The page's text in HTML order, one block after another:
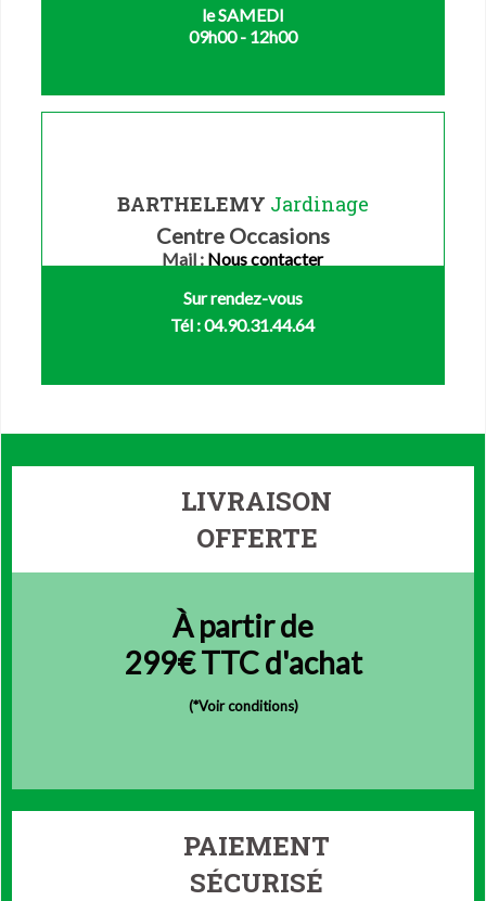
le SAMEDI
09h00 - 12h00
BARTHELEMY Jardinage
Centre Occasions
Mail : Nous contacter
Sur rendez-vous
Tél : 04.90.31.44.64
LIVRAISON
OFFERTE
À partir de
299€ TTC d'achat
(*Voir conditions)
PAIEMENT
SÉCURISÉ